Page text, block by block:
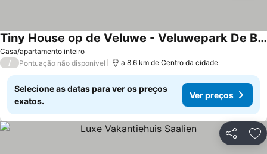
Casa/apartamento inteiro
Tiny House op de Veluwe - Veluwepark De Bosgraaf
/ Pontuação não disponível a 8.6 km de Centro da cidade
Selecione as datas para ver os preços
exatos.
Ver preços
Partilhar